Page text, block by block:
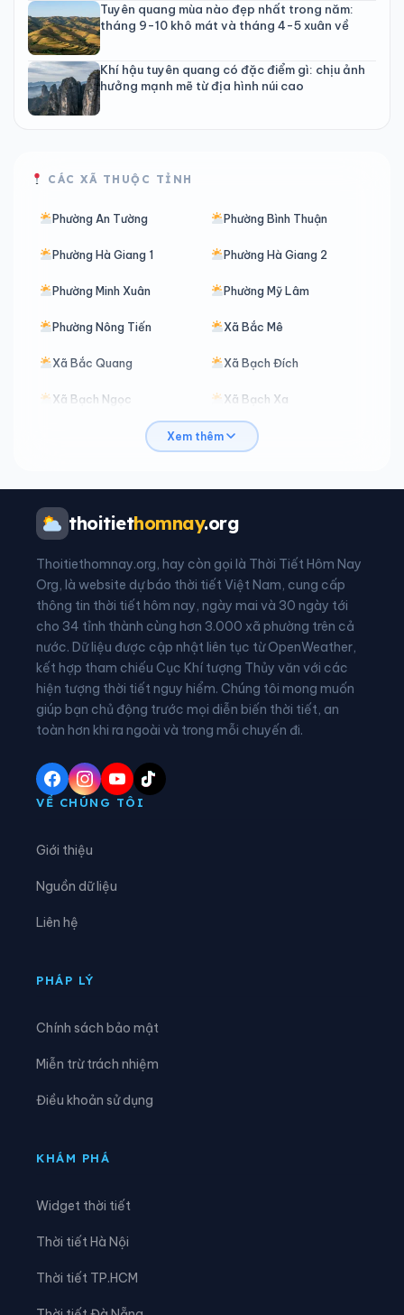
Tuyên quang mùa nào đẹp nhất trong năm:
tháng 9-10 khô mát và tháng 4-5 xuân về
Khí hậu tuyên quang có đặc điểm gì: chịu ảnh
hưởng mạnh mẽ từ địa hình núi cao
CÁC XÃ THUỘC TỈNH
Phường An Tường Phường Bình Thuận
Phường Hà Giang 1 Phường Hà Giang 2
Phường Minh Xuân Phường Mỹ Lâm
Phường Nông Tiến Xã Bắc Mê
Xã Bắc Quang Xã Bạch Đích
Xã Bạch Ngọc Xã Bạch Xa
Xã Bằng Hành
Xã Bình Ca
Xã Cán Tỷ
Xã Chiêm Hoá Xã Côn Lôn
Xã Đồng Tâm Xã Đông Thọ
Xã Đồng Văn Xã Đồng Yên
Xã Du Già Xã Đường Hồng
Xã Đường Thượng Xã Giáp Trung
Xã Hàm Yên
Xã Hòa An
Xã Kiến Thiết
Xã Mậu Duệ
Xem thêm
thoitiethomnay.org
Thoitiethomnay.org, hay còn gọi là Thời Tiết Hôm Nay
Org, là website dự báo thời tiết Việt Nam, cung cấp
thông tin thời tiết hôm nay, ngày mai và 30 ngày tới
cho 34 tỉnh thành cùng hơn 3.000 xã phường trên cả
nước. Dữ liệu được cập nhật liên tục từ OpenWeather,
kết hợp tham chiếu Cục Khí tượng Thủy văn với các
hiện tượng thời tiết nguy hiểm. Chúng tôi mong muốn
giúp bạn chủ động trước mọi diễn biến thời tiết, an
toàn hơn khi ra ngoài và trong mỗi chuyến đi.
VỀ CHÚNG TÔI
Giới thiệu
Nguồn dữ liệu
Liên hệ
PHÁP LÝ
Chính sách bảo mật
Miễn trừ trách nhiệm
Điều khoản sử dụng
KHÁM PHÁ
Widget thời tiết
Thời tiết Hà Nội
Thời tiết TP.HCM